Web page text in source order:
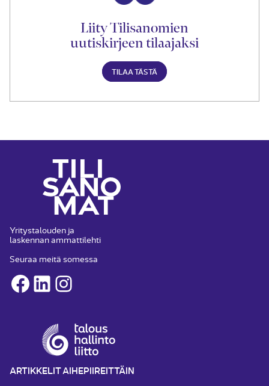
Liity Tilisanomien
uutiskirjeen tilaajaksi
TILAA TÄSTÄ
Yritystalouden ja
laskennan ammattilehti
Seuraa meitä somessa
Facebook
LinkedInInstagram
ARTIKKELIT AIHEPIIREITTÄIN